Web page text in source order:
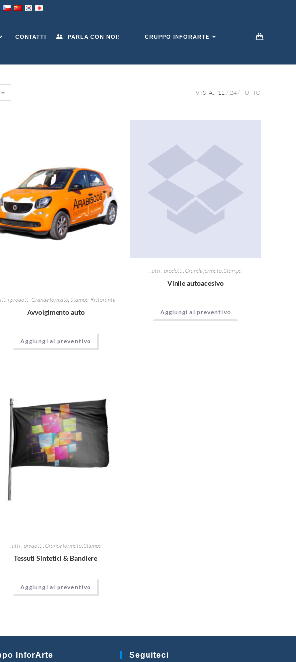
CONTATTI PARLA CON NOI! GRUPPO INFORARTE
VISTA: 12 24 TUTTO
i prodotti, Grande formato,Stampa, Ristorante
Avvolgimento auto
Aggiungi al preventivo
Tutti i prodotti, Grande formato,Stampa
Vinile autoadesivo
Aggiungi al preventivo
Tutti i prodotti, Grande formato,Stampa
Tessuti Sintetici & Bandiere
Aggiungi al preventivo
InforArte Seguiteci